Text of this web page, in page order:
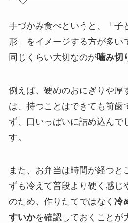
手づかみ食べというと、「子
形」をイメージする方が多い
同じくらい大切なのが噛み切
例えば、硬めのおにぎりや厚
は、持つことはできても前歯
ず、口いっぱいに詰め込んで
す。
また、お弁当は時間が経つと
ずも冷えて普段より硬く感じ
のため、作りたてではなく 冷
すいかを確認しておくことが